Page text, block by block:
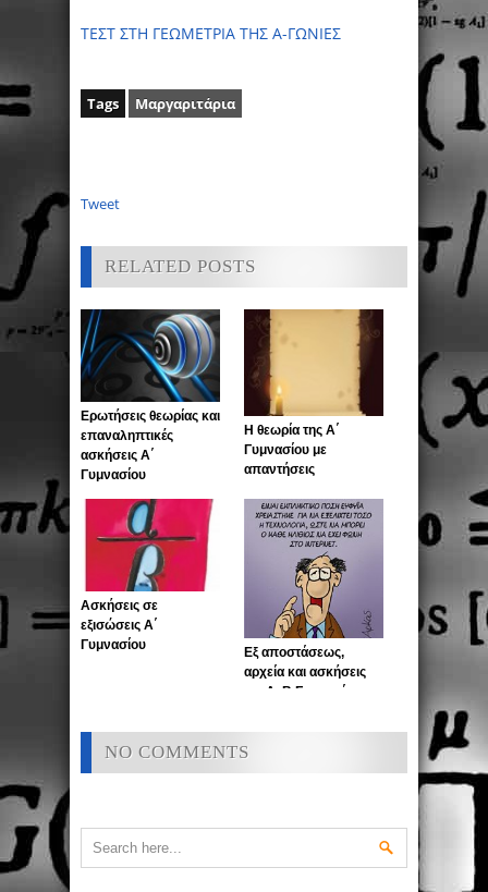
ΤΕΣΤ ΣΤΗ ΓΕΩΜΕΤΡΙΑ ΤΗΣ Α-ΓΩΝΙΕΣ
Tags Μαργαριτάρια
Tweet
RELATED POSTS
Ερωτήσεις θεωρίας και
επαναληπτικές
ασκήσεις Α΄
Γυμνασίου
Η θεωρία της Α΄
Γυμνασίου με
απαντήσεις
Ασκήσεις σε
εξισώσεις Α΄
Γυμνασίου
Εξ αποστάσεως,
αρχεία και ασκήσεις
για Α, Β Γυμνασίου για
NO COMMENTS